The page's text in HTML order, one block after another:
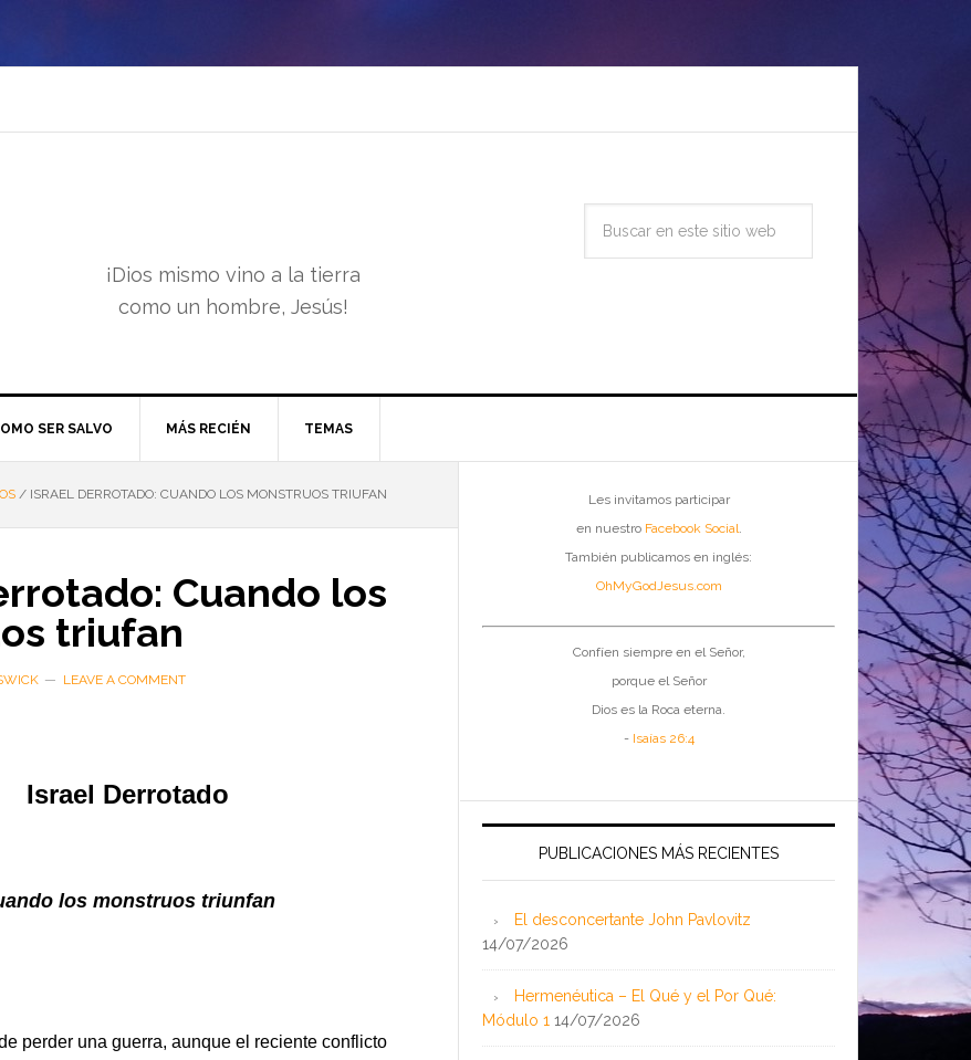
¡Dios mismo vino a la tierra
como un hombre, Jesús!
SER SALVO MÁS RECIÉN TEMAS
/ ISRAEL DERROTADO: CUANDO LOS MONSTRUOS TRIUFAN
Cuando los
triufan
LEAVE A COMMENT
Israel Derrotado
los monstruos triunfan
perder una guerra, aunque el reciente conflicto
Les invitamos participar
en nuestro Facebook Social.
También publicamos en inglés:
OhMyGodJesus.com
Confíen siempre en el Señor,
porque el Señor
Dios es la Roca eterna.
- Isaías 26:4
PUBLICACIONES MÁS RECIENTES
El desconcertante John Pavlovitz
14/07/2026
Hermenéutica – El Qué y el Por Qué:
Módulo 1 14/07/2026